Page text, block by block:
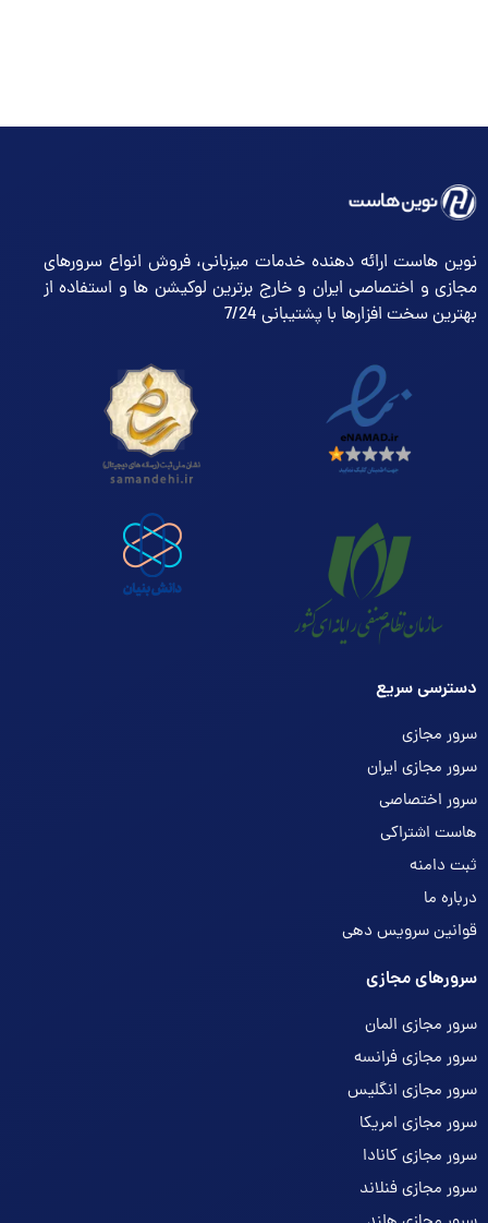
نوین هاست ارائه دهنده خدمات میزبانی، فروش انواع سرورهای
مجازی و اختصاصی ایران و خارج برترین لوکیشن ها و استفاده از
بهترین سخت افزارها با پشتیبانی 7/24
دسترسی سریع
سرور مجازی
سرور مجازی ایران
سرور اختصاصی
هاست اشتراکی
ثبت دامنه
درباره ما
قوانین سرویس دهی
سرورهای مجازی
سرور مجازی المان
سرور مجازی فرانسه
سرور مجازی انگلیس
سرور مجازی امریکا
سرور مجازی کانادا
سرور مجازی فنلاند